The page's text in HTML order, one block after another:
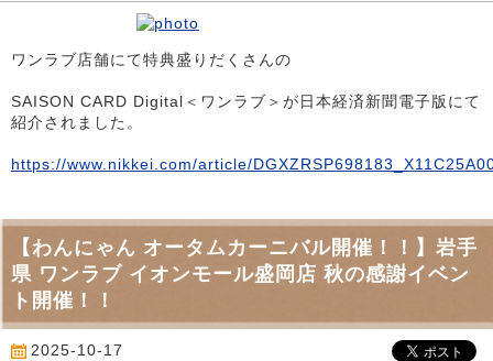
ワンラブ店舗にて特典盛りだくさんの
SAISON CARD Digital＜ワンラブ＞が日本経済新聞電子版にて
紹介されました。
https://www.nikkei.com/article/
【わんにゃん オータムカーニバル開催！！】岩手
県 ワンラブ イオンモール盛岡店 秋の感謝イベン
ト開催！！
2025-10-17